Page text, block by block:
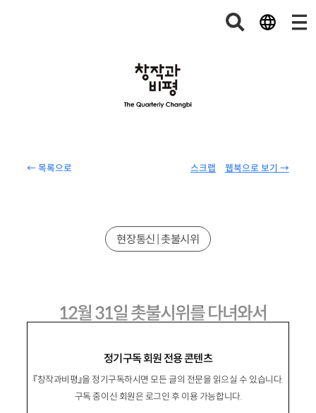
← 목록으로 웹북으로 보기 →
스크랩
정기구독 회원 전용 콘텐츠
『창작과비평』을 정기구독하시면 모든 글의 전문을 읽으실 수 있습니다.
구독 중이신 회원은 로그인 후 이용 가능합니다.
현장통신 | 촛불시위
12월 31일 촛불시위를 다녀와서
김수진金秀珍